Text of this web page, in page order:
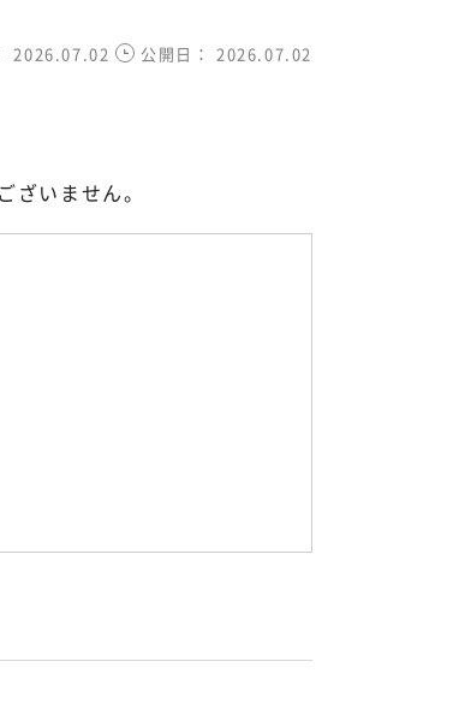
2026.07.02 公開日： 2026.07.02
いません。